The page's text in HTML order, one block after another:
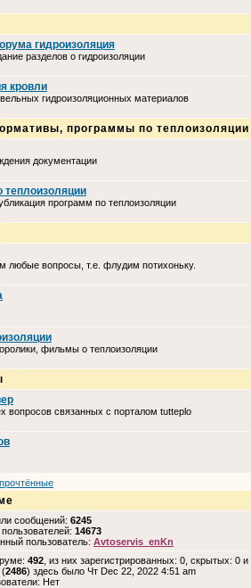
гидроизоляция
разделов о гидроизоляции
кровли
гидроизоляционных материалов
программы по теплоизоляции
документации
программ по теплоизоляции
любые вопросы, т.е. флудим потихоньку.
фильмы о теплоизоляции
вопросов связанных с порталом tutteplo
сообщений: 6245
14673
пользователь: Avtoservis_enKn
492 , из них зарегистрированных: 0, скрытых: 0
(2486) здесь было Чт Dec 22, 2022 4:51 am
Нет